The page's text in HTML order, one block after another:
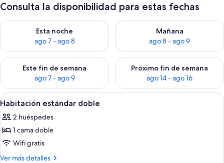
Consulta la disponibilidad para estas fechas
Esta noche
ago 7 - ago 8
Consulta la disponibilidad para esta noche, ago 7 - ago 8
Mañana
ago 8 - ago 9
Consulta la disponibilidad
Este fin de semana
ago 7 - ago 9
Consulta la disponibilidad para este fin de semana, ago 7 -
Próximo fin de semana
ago 14 - ago 16
Consulta la disponibilidad
Abrir
todas
las
fotos
de
Habitación
Un dormitorio con una cama, un
5
Habitación estándar doble
2 huéspedes
1 cama doble
Wifi gratis
Ver más detalles
Más